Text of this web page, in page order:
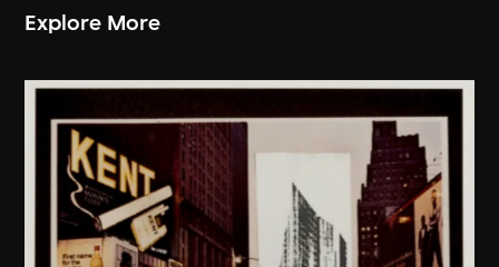
Explore More